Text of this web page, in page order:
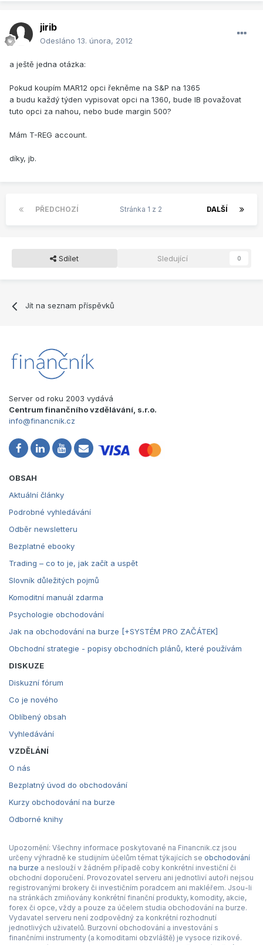
jirib
Odesláno 13. února, 2012
a ještě jedna otázka:
Pokud koupím MAR12 opci řekněme na S&P na 1365
a budu každý týden vypisovat opci na 1360, bude IB považovat
tuto opci za nahou, nebo bude margin 500?
Mám T-REG account.
díky, jb.
PŘEDCHOZÍ DALŠÍ
Stránka 1 z 2
Sdílet Sledující 0
Jít na seznam příspěvků
Server od roku 2003 vydává
Centrum finančního vzdělávání, s.r.o.
info@financnik.cz
OBSAH
Aktuální články
Podrobné vyhledávání
Odběr newsletteru
Bezplatné ebooky
Trading – co to je, jak začít a uspět
Slovník důležitých pojmů
Komoditní manuál zdarma
Psychologie obchodování
Jak na obchodování na burze [+SYSTÉM PRO ZAČÁTEK]
Obchodní strategie - popisy obchodních plánů, které používám
DISKUZE
Diskuzní fórum
Co je nového
Oblíbený obsah
Vyhledávání
VZDĚLÁNÍ
O nás
Bezplatný úvod do obchodování
Kurzy obchodování na burze
Odborné knihy
Upozornění: Všechny informace poskytované na Financnik.cz jsou
určeny výhradně ke studijním účelům témat týkajících se obchodování
na burze a neslouží v žádném případě coby konkrétní investiční či
obchodní doporučení. Provozovatel serveru ani jednotliví autoři nejsou
registrovanými brokery či investičním poradcem ani makléřem. Jsou-li
na stránkách zmiňovány konkrétní finanční produkty, komodity, akcie,
forex či opce, vždy a pouze za účelem studia obchodování na burze.
Vydavatel serveru není zodpovědný za konkrétní rozhodnutí
jednotlivých uživatelů. Burzovní obchodování a investování s
finančními instrumenty (a komoditami obzvláště) je vysoce rizikové.